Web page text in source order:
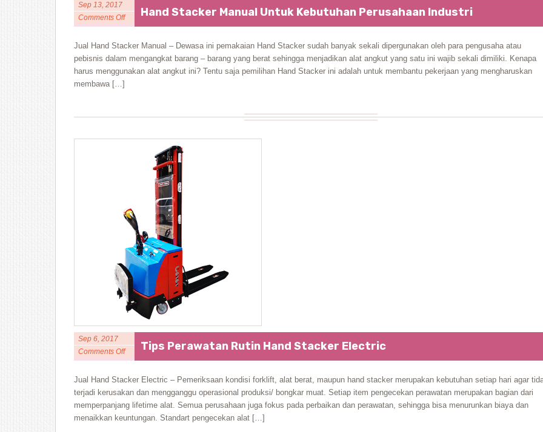
Sep 13, 2017
Comments Off
Hand Stacker Manual Untuk Kebutuhan Perusahaan Industri
Jual Hand Stacker Manual – Dewasa ini pemakaian Hand Stacker sudah banyak sekali dipergunakan oleh para pengusaha atau
pebisnis dalam mengangkat barang – barang yang berat sehingga menjadikan alat angkut yang satu ini wajib sekali dimiliki. Kenapa
harus menggunakan alat angkut ini? Tentu saja pemilihan Hand Stacker ini adalah untuk membantu pekerjaan yang mengharuskan
membawa […]
Sep 6, 2017
Comments Off
Tips Perawatan Rutin Hand Stacker Electric
Jual Hand Stacker Electric – Pemeriksaan kondisi forklift, alat berat, maupun hand stacker merupakan kebutuhan setiap hari agar
terjadi kerusakan dan mengganggu operasional produksi/ bongkar muat. Setiap item pengecekan perawatan merupakan bagian dari
memperpanjang lifetime alat. Semua perusahaan juga fokus pada perbaikan dan perawatan, sehingga bisa menurunkan biaya dan
menaikkan keuntungan. Standart pengecekan alat […]